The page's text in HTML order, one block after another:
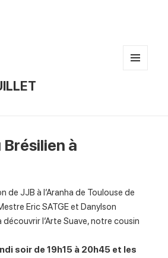
à
de JJB à l’Aranha de Toulouse de
Eric SATGE et Danylson
découvrir l’Arte Suave, notre cousin
soir de 19h15 à 20h45 et les